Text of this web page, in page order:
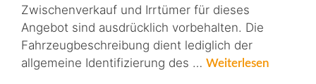
Zwischenverkauf und Irrtümer für dieses
Angebot sind ausdrücklich vorbehalten. Die
Fahrzeugbeschreibung dient lediglich der
allgemeine Identifizierung des … Weiterlesen